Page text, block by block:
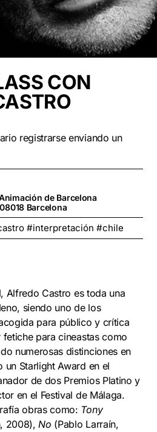
CON
registrarse enviando un
de Barcelona
Barcelona
#interpretación #chile
Alfredo Castro es toda una
siendo uno de los
para público y crítica
para cineastas como
numerosas distinciones en
un Starlight Award en el
de dos Premios Platino y
en el Festival de Málaga.
obras como: Tony
2008),No (Pablo Larraín,